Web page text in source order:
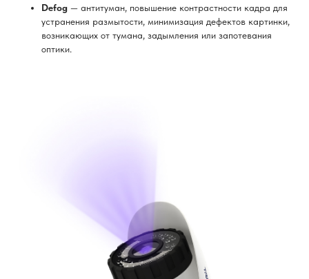
Defog — антитуман, повышение контрастности кадра для
устранения размытости, минимизация дефектов картинки,
возникающих от тумана, задымления или запотевания
оптики.